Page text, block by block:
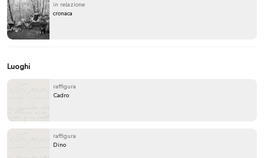
in relazione
cronaca
Luoghi
raffigura
Cadro
raffigura
Dino